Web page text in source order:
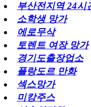
부산전지역 24시
소학생 망가
에로무삭
토렌트 여장 망가
경기도출장업소
플랑도르 만화
섹스망가
미캉주스